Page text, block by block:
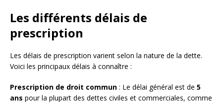
Les différents délais de
prescription
Les délais de prescription varient selon la nature de la dette.
Voici les principaux délais à connaître :
Prescription de droit commun : Le délai général est de 5
ans pour la plupart des dettes civiles et commerciales, comme